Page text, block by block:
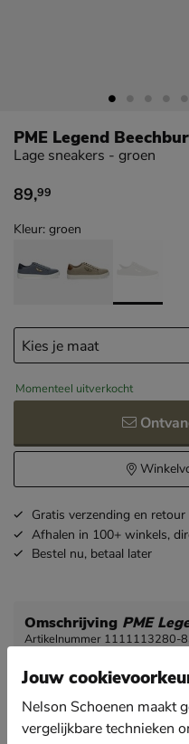
PME Legend
Lage sneakers - groen
€ 89,99
89,99
Kleur: groen
Momenteel uitverkocht
Gratis verzending en retour
Afhalen in 100+ winkels,
Bestel nu, betaal later
Omschrijving PME
Artikelnummer 1111113280-
PME Legend Beechburd
Deze trendy sneaker
je zomer outfits. Met
Jouw
Nelson Schoenen maakt
vergelijkbare technieken